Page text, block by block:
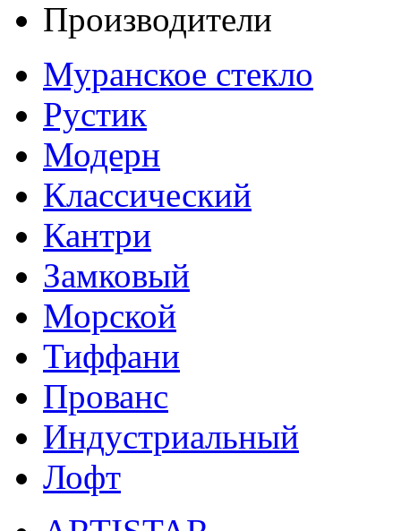
Производители
Муранское стекло
Рустик
Модерн
Классический
Кантри
Замковый
Морской
Тиффани
Прованс
Индустриальный
Лофт